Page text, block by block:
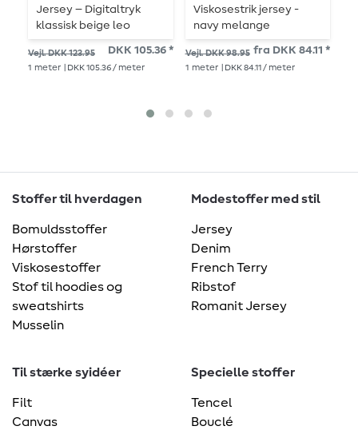
Jersey – Digitaltryk
klassisk beige leo
Vejl. DKK 123.95 DKK 105.36 *
1 meter | DKK 105.36 / meter
Viskosestrik jersey -
navy melange
Vejl. DKK 98.95 fra DKK 84.11 *
1 meter | DKK 84.11 / meter
Stoffer til hverdagen
Bomuldsstoffer
Hørstoffer
Viskosestoffer
Stof til hoodies og
sweatshirts
Musselin
Modestoffer med stil
Jersey
Denim
French Terry
Ribstof
Romanit Jersey
Til stærke syidéer
Filt
Canvas
Specielle stoffer
Tencel
Bouclé